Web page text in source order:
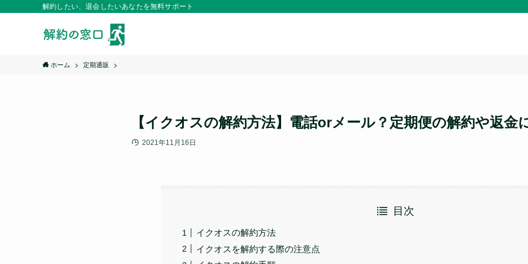
解約したい、退会したいあなたを無料サポート
ホーム 定期通販
【イクオスの解約方法】電話orメール？定期便の解約や返金
2021年11月16日
目次
イクオスの解約方法
イクオスを解約する際の注意点